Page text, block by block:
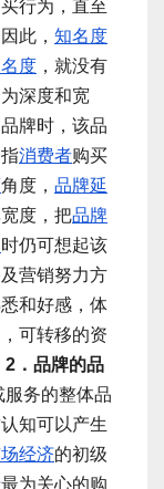
行为，直至
此， 知名度
度 ，就没有
深度和宽
牌时，该品
消费者购买
角度， 品牌延
度，把品牌
时仍可想起该
营销努力方
和好感，体
可转移的资
2．品牌的品
服务的整体品
知可以产生
经济的初级
最为关心的购